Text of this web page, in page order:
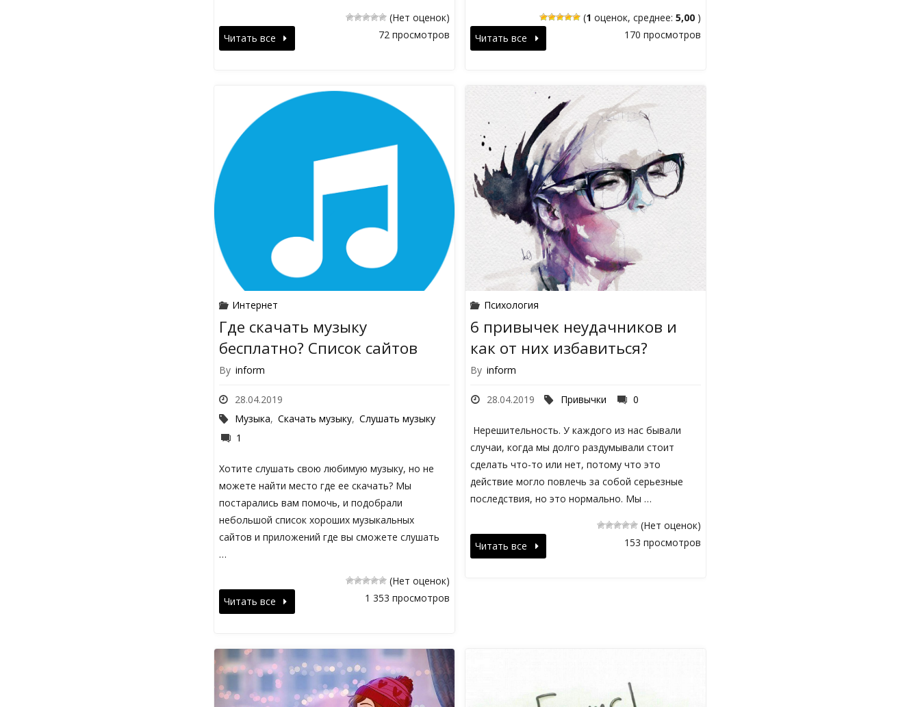
(Нет оценок)
72 просмотров
Читать все
(1 оценок, среднее:5,00 )
170 просмотров
Читать все
Интернет
Где скачать музыку
бесплатно? Список сайтов
By inform
28.04.2019
Музыка, Скачать музыку, Слушать музыку
1
Хотите слушать свою любимую музыку, но не
можете найти место где ее скачать? Мы
постарались вам помочь, и подобрали
небольшой список хороших музыкальных
сайтов и приложений где вы сможете слушать
…
(Нет оценок)
1 353 просмотров
Читать все
Психология
6 привычек неудачников и
как от них избавиться?
By inform
28.04.2019 Привычки 0
Нерешительность. У каждого из нас бывали
случаи, когда мы долго раздумывали стоит
сделать что-то или нет, потому что это
действие могло повлечь за собой серьезные
последствия, но это нормально. Мы …
(Нет оценок)
153 просмотров
Читать все